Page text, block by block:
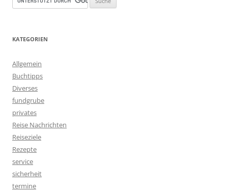
KATEGORIEN
Allgemein
Buchtipps
Diverses
fundgrube
privates
Reise Nachrichten
Reiseziele
Rezepte
service
sicherheit
termine